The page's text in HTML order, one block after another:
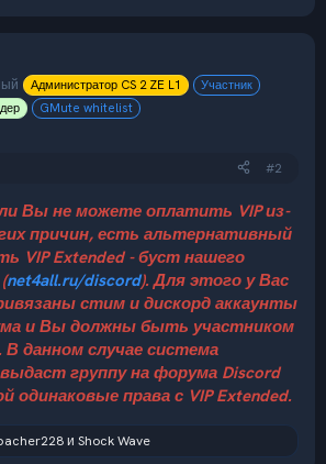
Администратор CS 2 ZE L1
Участник
GMute whitelist
#2
Вы не можете оплатить VIP из-
причин, есть альтернативный
VIP Extended - буст нашего
net4all.ru/discord). Для этого у Вас
стим и дискорд аккаунты
и Вы должны быть участником
В данном случае система
группу на форума Discord
одинаковые права с VIP Extended.
и Shock Wave